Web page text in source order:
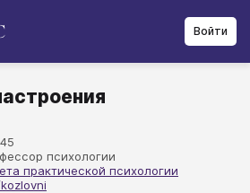
Войти
психологии
практической психологии